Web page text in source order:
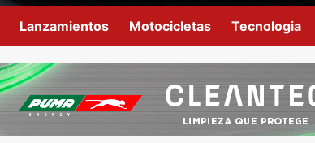
Lanzamientos Motocicletas Tecnologia